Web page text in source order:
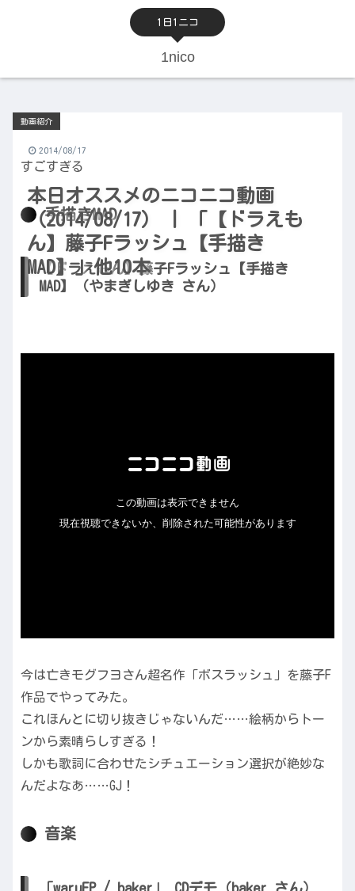
1日1ニコ
1nico
本日オススメのニコニコ動画
（2014/08/17） | 「【ドラえも
ん】藤子Fラッシュ【手描き
MAD】」他10本
動画紹介
2014/08/17
すごすぎる
手描きMAD
【ドラえもん】藤子Fラッシュ【手描き
MAD】（やまぎしゆき さん）
今は亡きモグフヨさん超名作「ボスラッシュ」を藤子F
作品でやってみた。
これほんとに切り抜きじゃないんだ……絵柄からトー
ンから素晴らしすぎる！
しかも歌詞に合わせたシチュエーション選択が絶妙な
んだよなあ……GJ！
音楽
「waruEP / baker」 CDデモ（baker さん）